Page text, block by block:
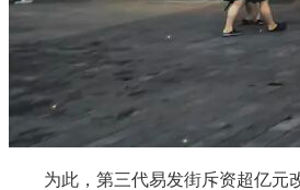
为此，第三代易发街斥资超亿元